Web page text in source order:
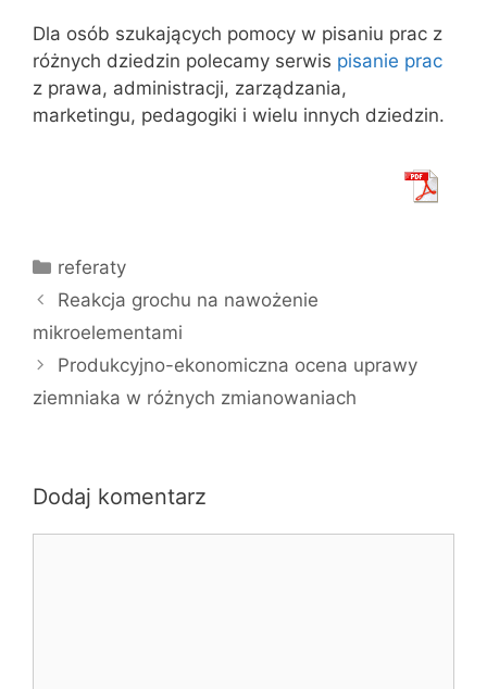
Dla osób szukających pomocy w pisaniu prac z
różnych dziedzin polecamy serwis pisanie prac
z prawa, administracji, zarządzania,
marketingu, pedagogiki i wielu innych dziedzin.
Kategorie
referaty
Reakcja grochu na nawożenie
mikroelementami
Produkcyjno-ekonomiczna ocena uprawy
ziemniaka w różnych zmianowaniach
Dodaj komentarz